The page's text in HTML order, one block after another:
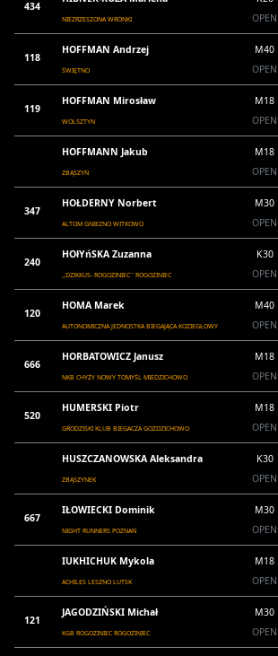
434
NIEZRZESZONA WRONKI
OPEN
118
HOFFMAN Andrzej
ŚWIĘTNO
M40
OPEN
119
HOFFMAN Mirosław
WOLSZTYN
M18
OPEN
HOFFMANN Jakub
ZBĄSZYŃ
M18
OPEN
347
HOŁDERNY Norbert
ALTOM GNIEZNO WITKOWO
M30
OPEN
240
HOłYńSKA Zuzanna
,,DZIKKUS- ROGOZINIEC`` ROGOZINIEC
K30
OPEN
120
HOMA Marek
AUTONOMICZNA JEDNOSTKA BIEGAJĄCA KOZIEGŁOWY
M40
OPEN
666
HORBATOWICZ Janusz
NKB CHYŻY NOWY TOMYŚL MIEDZICHOWO
M18
OPEN
520
HUMERSKI Piotr
GRODZISKI KLUB BIEGACZA GOZDZICHOWO
M18
OPEN
HUSZCZANOWSKA Aleksandra
ZBĄSZYNEK
K30
OPEN
667
IŁOWIECKI Dominik
NIGHT RUNNERS POZNAŃ
M30
OPEN
IUKHICHUK Mykola
ACHILES LESZNO LUTSK
M18
OPEN
121
JAGODZIŃSKI Michał
KGB ROGOZINIEC ROGOZINIEC
M30
OPEN